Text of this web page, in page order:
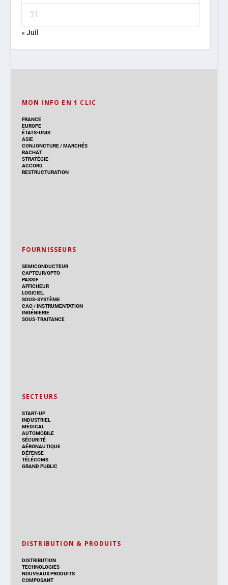
31
« Juil
MON INFO EN 1 CLIC
FRANCE
EUROPE
ÉTATS-UNIS
ASIE
CONJONCTURE/MARCHÉS
RACHAT
STRATÉGIE
ACCORD
RESTRUCTURATION
FOURNISSEURS
SEMICONDUCTEUR
CAPTEUR/OPTO
PASSIF
AFFICHEUR
LOGICIEL
SOUS-SYSTÈME
CAO/INSTRUMENTATION
INGÉNIERIE
SOUS-TRAITANCE
SECTEURS
START-UP
INDUSTRIEL
MÉDICAL
AUTOMOBILE
SÉCURITÉ
AÉRONAUTIQUE
DÉFENSE
TÉLÉCOMS
GRAND PUBLIC
DISTRIBUTION & PRODUITS
DISTRIBUTION
TECHNOLOGIES
NOUVEAUX PRODUITS
COMPOSANT